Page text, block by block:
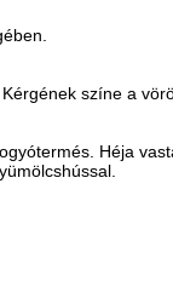
színe a
Héja